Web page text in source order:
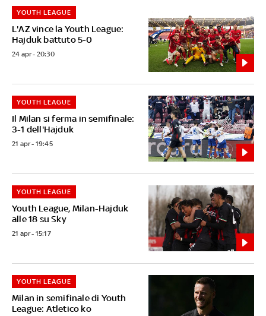
L'AZ vince la Youth League:
Hajduk battuto 5-0
YOUTH LEAGUE
24 apr - 20:30
Il Milan si ferma in semifinale:
3-1 dell'Hajduk
YOUTH LEAGUE
21 apr - 19:45
Youth League, Milan-Hajduk
alle 18 su Sky
YOUTH LEAGUE
21 apr - 15:17
Milan in semifinale di Youth
League: Atletico ko
YOUTH LEAGUE